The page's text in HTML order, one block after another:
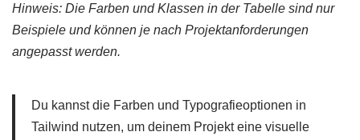
Hinweis: Die Farben und Klassen in der Tabelle sind nur
Beispiele und können je nach Projektanforderungen
angepasst werden.
Du kannst die Farben und Typografieoptionen in
Tailwind nutzen, um deinem Projekt eine visuelle